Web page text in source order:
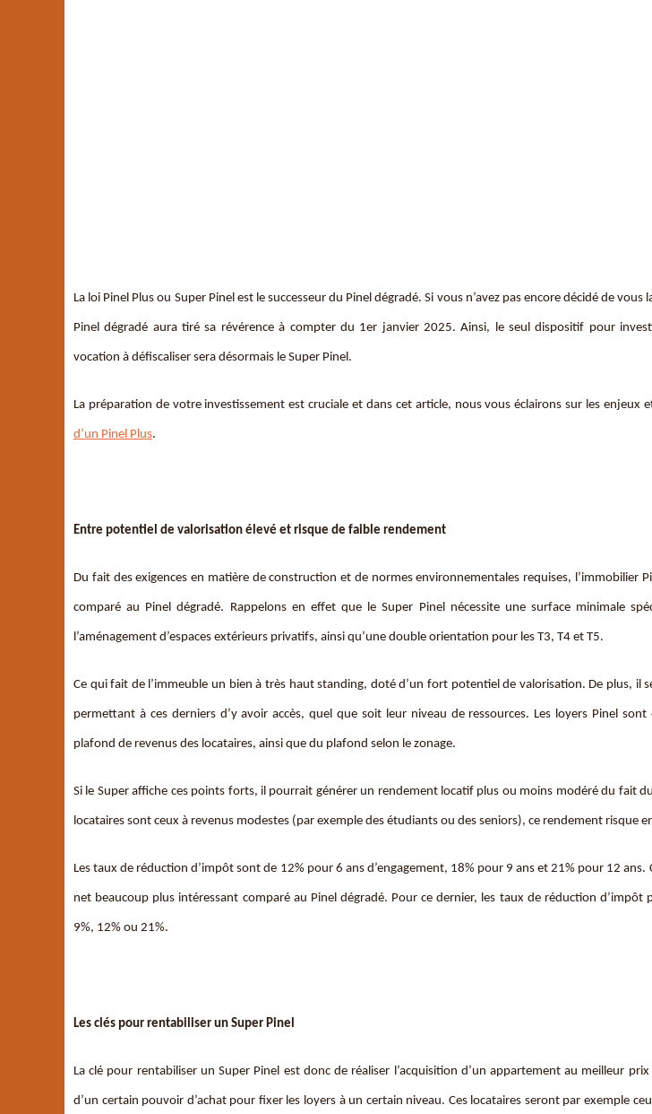
La loi Pinel Plus ou Super Pinel est le successeur du Pinel dégradé. Si vous n’avez pas encore décidé de
Pinel dégradé aura tiré sa révérence à compter du 1er janvier 2025. Ainsi, le seul dispositif pour
vocation à défiscaliser sera désormais le Super Pinel.
La préparation de votre investissement est cruciale et dans cet article, nous vous éclairons sur les enjeux
d’un Pinel Plus.
Entre potentiel de valorisation élevé et risque de faible rendement
Du fait des exigences en matière de construction et de normes environnementales requises, l’immobilier
comparé au Pinel dégradé. Rappelons en effet que le Super Pinel nécessite une surface minimale
l’aménagement d’espaces extérieurs privatifs, ainsi qu’une double orientation pour les T3, T4 et T5.
Ce qui fait de l’immeuble un bien à très haut standing, doté d’un fort potentiel de valorisation. De plus, il
permettant à ces derniers d’y avoir accès, quel que soit leur niveau de ressources. Les loyers Pinel
plafond de revenus des locataires, ainsi que du plafond selon le zonage.
Si le Super affiche ces points forts, il pourrait générer un rendement locatif plus ou moins modéré du fait
locataires sont ceux à revenus modestes (par exemple des étudiants ou des seniors), ce rendement risque
Les taux de réduction d’impôt sont de 12% pour 6 ans d’engagement, 18% pour 9 ans et 21% pour 12
net beaucoup plus intéressant comparé au Pinel dégradé. Pour ce dernier, les taux de réduction
9%, 12% ou 21%.
Les clés pour rentabiliser un Super Pinel
La clé pour rentabiliser un Super Pinel est donc de réaliser l’acquisition d’un appartement au meilleur
d’un certain pouvoir d’achat pour fixer les loyers à un certain niveau. Ces locataires seront par exemple